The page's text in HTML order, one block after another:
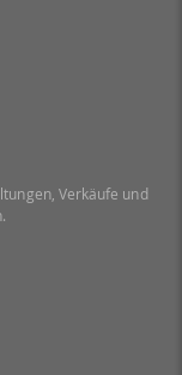
Verkäufe und